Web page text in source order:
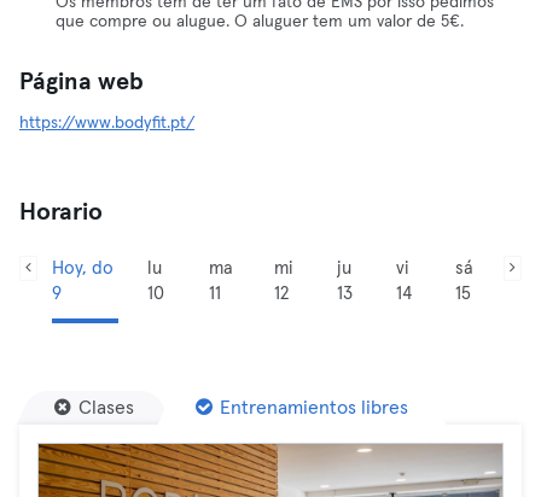
que compre ou alugue. O aluguer tem um valor de 5€.
Página web
https://www.bodyfit.pt/
Horario
Hoy, do
9
lu
10
ma
11
mi
12
ju
13
vi
14
sá
15
Clases Entrenamientos libres